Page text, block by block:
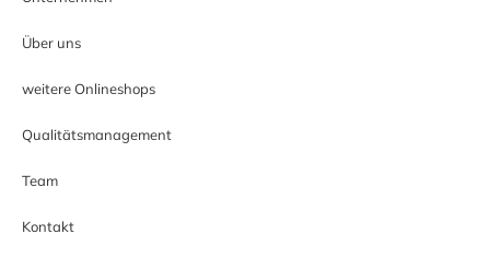
Über uns
weitere Onlineshops
Qualitätsmanagement
Team
Kontakt